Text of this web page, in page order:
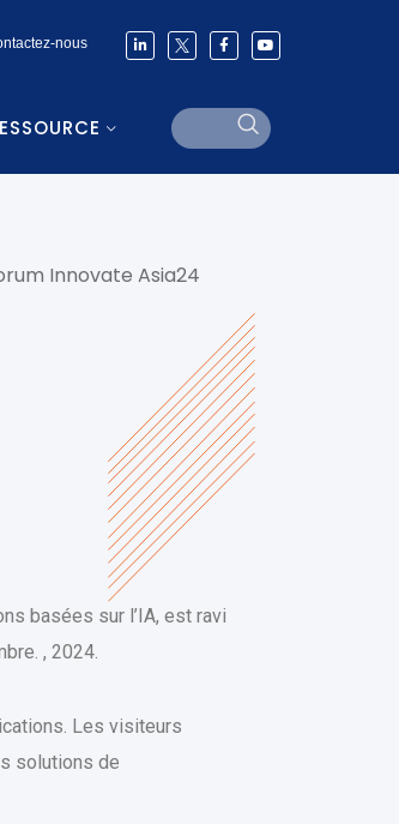
nous
Innovate Asia24
basées sur l’IA, est ravi
, 2024.
Les visiteurs
solutions de